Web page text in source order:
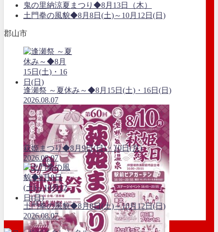
鬼の里納涼夏まつり◆8月13日（木）
土門拳の風貌◆8月8日(土)～10月12日(日)
郡山市
逢瀬祭 ～夏休み～◆8月15日(土)・16日(日)
2026.08.07
萩姫まつり◆8月9日(日)・10日(月)
2026.08.07
土門拳の風貌◆8月8日(土)～10月12日(日)
2026.08.07